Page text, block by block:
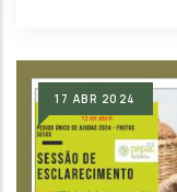
17 ABR 2024